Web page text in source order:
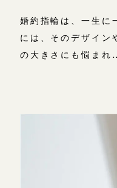
婚約指輪は、一生に
には、そのデザイン
の大きさにも悩まれ